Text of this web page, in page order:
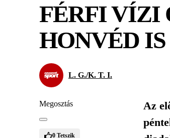
FÉRFI VÍZI
HONVÉD IS
L. G./K. T. I.
Megosztás
0 Tetszik
Az